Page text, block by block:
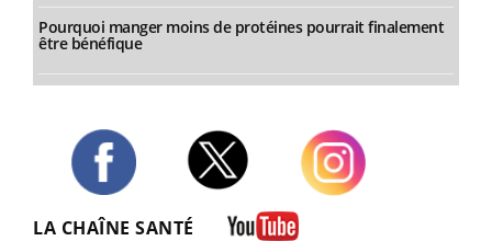
Pourquoi manger moins de protéines pourrait finalement
être bénéfique
LA CHAÎNE SANTÉ